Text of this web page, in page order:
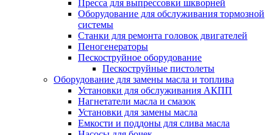
Пресса для выпрессовки шкворней
Оборудование для обслуживания тормозной
системы
Станки для ремонта головок двигателей
Пеногенераторы
Пескоструйное оборудование
Пескоструйные пистолеты
Оборудование для замены масла и топлива
Установки для обслуживания АКПП
Нагнетатели масла и смазок
Установки для замены масла
Емкости и поддоны для слива масла